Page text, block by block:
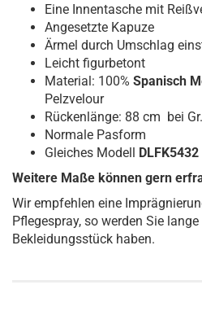
Eine Innentasche mit
Angesetzte Kapuze
Ärmel durch Umschlag
Leicht figurbetont
Material: 100% Spanisch
Pelzvelour
Rückenlänge: 88 cm bei
Normale Pasform
Gleiches Modell DLFK5432
Weitere Maße können gern
Wir empfehlen eine
Pflegespray, so werden Sie
Bekleidungsstück haben.